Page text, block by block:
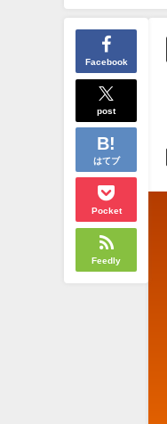
の脱出戦略
Facebook
post
はてブ
Pocket
Feedly